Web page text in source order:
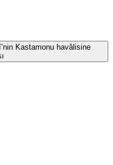
Kastamonu havâlisine